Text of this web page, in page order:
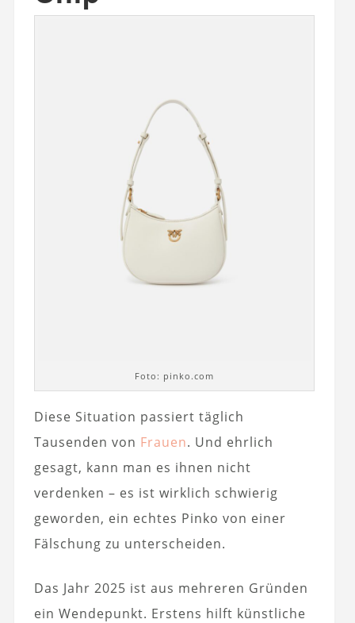
Foto: pinko.com
Diese Situation passiert täglich
Tausenden von Frauen. Und ehrlich
gesagt, kann man es ihnen nicht
verdenken – es ist wirklich schwierig
geworden, ein echtes Pinko von einer
Fälschung zu unterscheiden.
Das Jahr 2025 ist aus mehreren Gründen
ein Wendepunkt. Erstens hilft künstliche